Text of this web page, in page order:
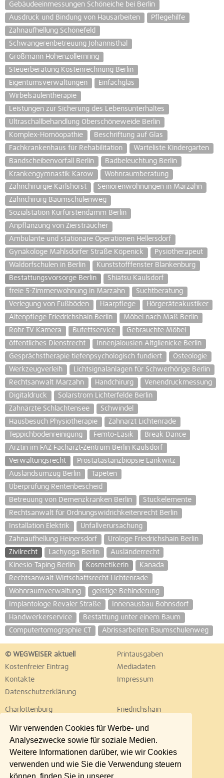
Wir verwenden Cookies für Werbe- und
Analysezwecke sowie für soziale Medien.
Weitere Informationen darüber, wie wir Cookies
verwenden und wie Sie die Verwendung steuern
können, finden Sie in unserer
Gebäudeeinmessungen Schöneiche bei Berlin
Ausdruck und Bindung von Hausarbeiten
Pflegehilfe
Zahnaufhellung Schönefeld
Schwangerenbetreuung Johannisthal
Großmann Hohenzollernring
Steuerberatung Kostenrechnung Berlin
Eigentumsverwaltungen
Einfachglas
Wirbelsäulentherapie
Leistungen zur Sicherung des Lebensunterhaltes
Ultraschallbehandlung Oberschöneweide Berlin
Komplex-Homöopathie
Beschriftung auf Glas
Fachkrankenhaus für Rehabilitation
Warteliste Kindergarten
Bandscheibenvorfall Berlin
Badbeleuchtung Berlin
Krankengymnastik Karow
Wohnraumberatung
Zahnchirurgie Karlshorst
Seniorenwohnungen in Marzahn
Zahnchirurg Baumschulenweg
Sozialstation Kurfürstendamm Berlin
Anpflanzung von Ziersträucher
Ambulante und stationäre Operationen Hellersdorf
Gynäkologe Mahlsdorfer Straße Köpenick
Pysiotherapeut
Waldorfschulen in Berlin
Kunststofffenster Blankenburg
Bestattungsvorsorge Berlin
Shiatsu Kaulsdorf
freie 5-Zimmerwohnung in Marzahn
Suchtberatung
Verlegung von Fußböden
Haarpflege
Hörgeräteakustiker
Altenpflege Friedrichshain Berlin
Möbel nach Maß Berlin
Rohr TV Kamera
Bufettservice
Gebrauchte Möbel
öffentliches Dienstrecht
Innenjalousien Altglienicke Berlin
Gesprächstherapie tiefenpsychologisch fundiert
Osteologie
Werkzeugverleih
Lichtsignalanlagen für Schwerhörige Berlin
Rechtsanwalt Marzahn
Handchirurg
Venendruckmessung
Digitaldruck
Solarstrom Lichterfelde Berlin
Zahnärzte Schlachtensee
Schwindel
Hausbesuch Physiotherapie
Zahnarzt Lichtenrade
Teppichbodenreinigung
Femto-Lasik
Break Dance
Ärztin im FAZ Facharzt-Zentrum Berlin Kaulsdorf
Verwaltungsrecht
Prostatastanzbiopsie Lankwitz
Auslandsumzug Berlin
Tapeten
Überprüfung Rentenbescheid
Betreuung von Demenzkranken Berlin
Stuckelemente
Rechtsanwalt für Ordnungswidrichkeitenrecht Berlin
Installation Elektrik
Unfallverursachung
Zahnaufhellung Heinersdorf
Urologe Friedrichshain Berlin
Zivilrecht
Lachyoga Berlin
Ausländerrecht
Kinesio-Taping Berlin
Kosmetikerin
Kanada
Rechtsanwalt Wirtschaftsrecht Lichtenrade
Wohnraumverwaltung
geistige Behinderung
Implantologe Revaler Straße
Innenausbau Bohnsdorf
Handwerkerservice
Bestattung unter einem Baum
Computertomographie CT
Abrissarbeiten Baumschulenweg
© WEGWEISER aktuell
Printausgaben
Kostenfreier Eintrag
Mediadaten
Kontakte
Impressum
Datenschutzerklärung
Charlottenburg
Friedrichshain
Lichtenberg
Marzahn
Neukölln
Pankow